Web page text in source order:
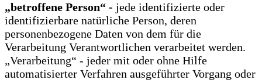
„betroffene Person“ - jede identifizierte oder
identifizierbare natürliche Person, deren
personenbezogene Daten von dem für die
Verarbeitung Verantwortlichen verarbeitet werden.
„Verarbeitung“ - jeder mit oder ohne Hilfe
automatisierter Verfahren ausgeführter Vorgang oder